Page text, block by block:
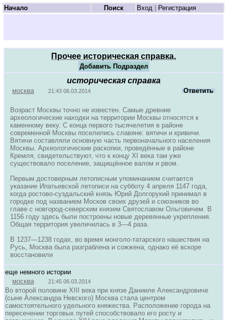
Начало Поиск Вход Регистрация
Прочее историческая справка,
Добавить Подраздел
историческая справка
москва 21:43 06.03.2014 Ответить
Возраст Москвы точно не известен. Самые древние
археологические находки на территории Москвы относятся к
каменному веку. С конца первого тысячелетия в районе
современной Москвы поселились славяне: вятичи и кривичи.
Вятичи составляли основную часть первоначального населения
Москвы. Археологические раскопки, проведённые в районе
Кремля, свидетельствуют, что к концу XI века там уже
существовало поселение, защищённое валом и рвом.
Первым достоверным летописным упоминанием считается
указание Ипатьевской летописи на субботу 4 апреля 1147 года,
когда ростово-суздальский князь Юрий Долгорукий принимал в
городке под названием Москов своих друзей и союзников во
главе с новгород-северским князем Святославом Ольговичем. В
1156 году здесь были построены новые деревянные укрепления.
Общая территория увеличилась в 3—4 раза.
В 1237—1238 годах, во время монголо-татарского нашествия на
Русь, Москва была разграблена и сожжена, однако её вскоре
восстановили
еще немного истории
москва
21:45 06.03.2014
Во второй половине XIII века при князе Данииле Александровиче
(сыне Александра Невского) Москва стала центром
самостоятельного удельного княжества. Расположение города на
пересечении торговых путей способствовало его росту и